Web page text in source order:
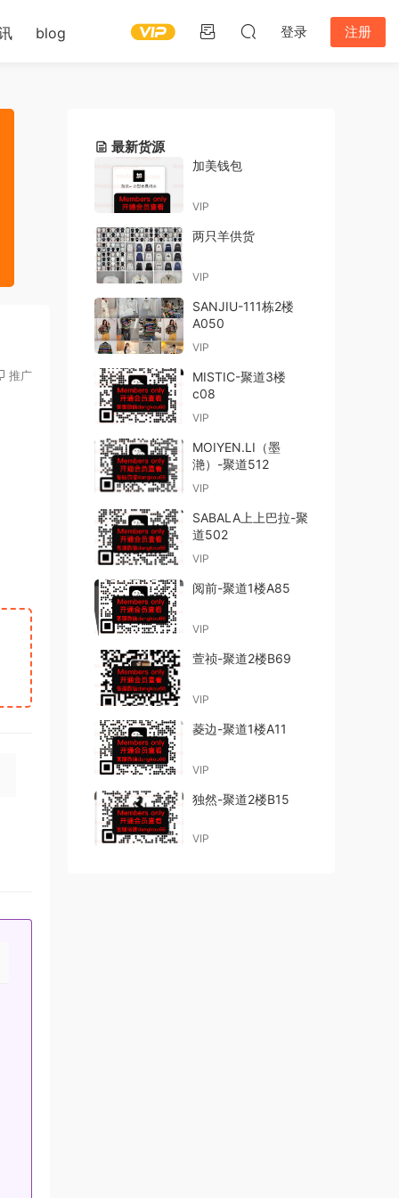
blog 登录 注册
推广
最新货源
加美钱包
VIP
两只羊供货
VIP
SANJIU-111栋2楼
A050
VIP
MISTIC-聚道3楼
c08
VIP
MOIYEN.LI（墨
滟）-聚道512
VIP
SABALA上上巴拉-聚
道502
VIP
阅前-聚道1楼A85
VIP
萱祯-聚道2楼B69
VIP
菱边-聚道1楼A11
VIP
独然-聚道2楼B15
VIP